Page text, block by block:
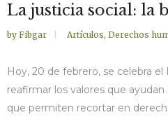
La justicia social: la
by Fibgar Artículos, Derechos
Hoy, 20 de febrero, se celebra
reafirmar los valores que
que permiten recortar en